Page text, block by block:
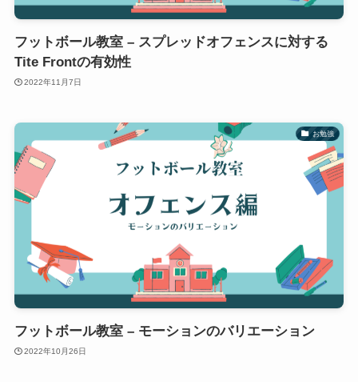
フットボール教室 – スプレッドオフェンスに対する
Tite Frontの有効性
2022年11月7日
お勉強
フットボール教室 – モーションのバリエーション
2022年10月26日